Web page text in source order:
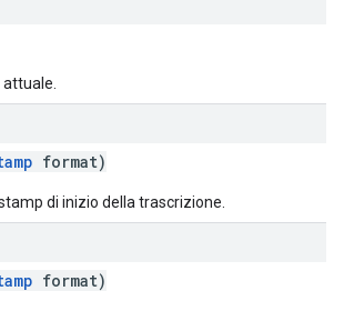
format)
di inizio della trascrizione.
format)